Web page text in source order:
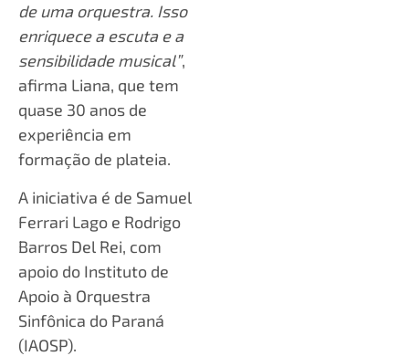
de uma orquestra. Isso
enriquece a escuta e a
sensibilidade musical”,
afirma Liana, que tem
quase 30 anos de
experiência em
formação de plateia.
A iniciativa é de Samuel
Ferrari Lago e Rodrigo
Barros Del Rei, com
apoio do Instituto de
Apoio à Orquestra
Sinfônica do Paraná
(IAOSP).